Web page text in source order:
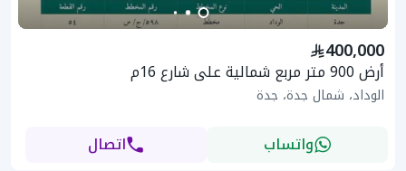
400,000
أرض 900 متر مربع شمالية على شارع 16م
الوداد، شمال جدة، جدة
واتساب اتصال